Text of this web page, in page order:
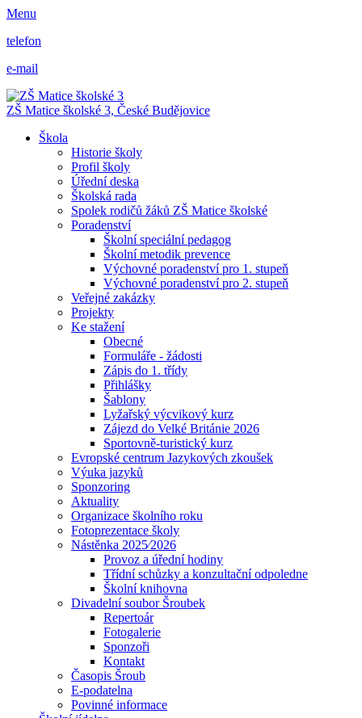
Menu
telefon
e-mail
ZŠ Matice školské 3, České Budějovice
Škola
Historie školy
Profil školy
Úřední deska
Školská rada
Spolek rodičů žáků ZŠ Matice školské
Poradenství
Školní speciální pedagog
Školní metodik prevence
Výchovné poradenství pro 1. stupeň
Výchovné poradenství pro 2. stupeň
Veřejné zakázky
Projekty
Ke stažení
Obecné
Formuláře - žádosti
Zápis do 1. třídy
Přihlášky
Šablony
Lyžařský výcvikový kurz
Zájezd do Velké Británie 2026
Sportovně-turistický kurz
Evropské centrum Jazykových zkoušek
Výuka jazyků
Sponzoring
Aktuality
Organizace školního roku
Fotoprezentace školy
Nástěnka 2025⁄2026
Provoz a úřední hodiny
Třídní schůzky a konzultační odpoledne
Školní knihovna
Divadelní soubor Šroubek
Repertoár
Fotogalerie
Sponzoři
Kontakt
Časopis Šroub
E-podatelna
Povinné informace